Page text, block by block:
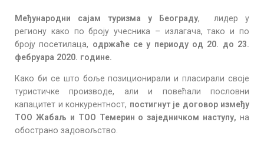
Међународни сајам туризма у Београду, лидер у
региону како по броју учесника – излагача, тако и по
броју посетилаца, одржаће се у периоду од 20. до 23.
фебруара 2020. године.
Како би се што боље позиционирали и пласирали своје
туристичке производе, али и повећали пословни
капацитет и конкурентност, постигнут је договор између
ТОО Жабаљ и ТОО Темерин о заједничком наступу, на
обострано задовољство.